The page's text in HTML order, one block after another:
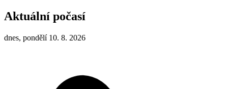
Aktuální počasí
dnes, pondělí 10. 8. 2026